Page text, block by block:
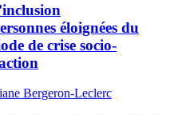
éloignées du
de crise socio-
Bergeron-Leclerc